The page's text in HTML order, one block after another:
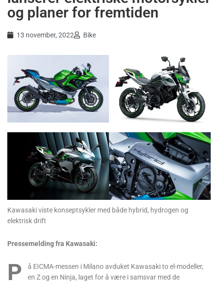
og planer for fremtiden
13 november, 2022 Bike
Kawasaki viste konseptsykler med både hybrid, hydrogen og
elektrisk drift
Pressemelding fra Kawasaki:
P
å EICMA-messen i Milano avduket Kawasaki to el-modeller,
en Z og en Ninja, laget for å være i samsvar med de